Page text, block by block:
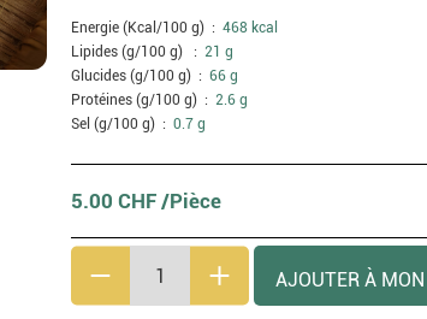
Energie (Kcal/100 g) : 468 kcal
Lipides (g/100 g) : 21 g
Glucides (g/100 g) : 66 g
Protéines (g/100 g) : 2.6 g
Sel (g/100 g) : 0.7 g
5.00 CHF /Pièce